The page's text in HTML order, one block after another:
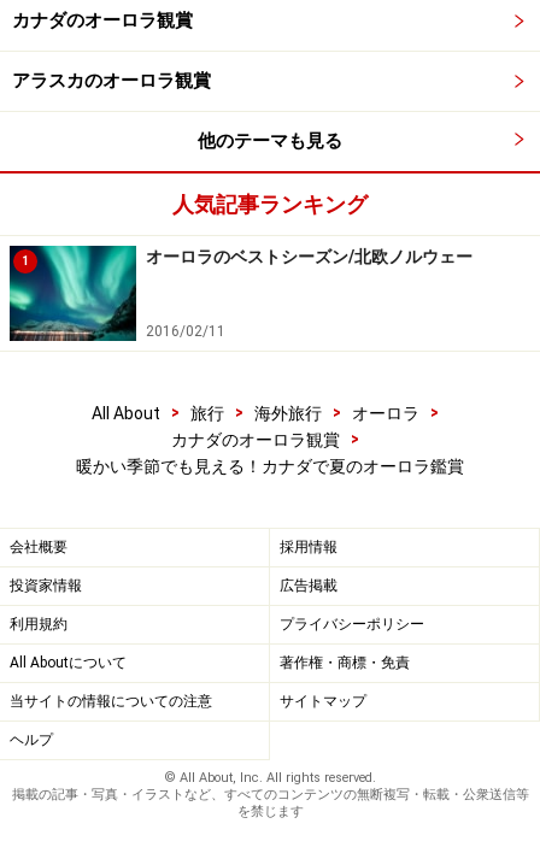
ガイドがおススメするオーロラ以外のお楽しみ。それは
赤や黄色に色づく木々の美しさ！ 実際、「夏のオーロ
ラ」とは言うもの、8月下旬ともなると短い秋が訪れま
す。この時期にはポプラなどの広葉樹が黄金色に輝き、
るメープルの木はありませんので、ご注意を！）。
また、ユーコン準州のホワイトホースから北へ伸びるハ
イウェイ沿いでは、低潅木が赤く染まる紅葉が見られま
す。これは8月下旬から9月上旬の1週間程度が見ごろと
しさも格別というもの。カナダと言えば、メープル街道
の紅葉が人気を集めますが、こちらは場所も違えば、時
大地の紅葉も美しさではメープル街道に引けを取りませ
んよ！
カナダのオーロラ観賞
アラスカのオーロラ観賞
他のテーマも見る
人気記事ランキング
1 オーロラのベストシーズン/北欧ノルウェー
2016/02/11
All About > 旅行 > 海外旅行 > オーロラ
>
カナダのオーロラ観賞
>
暖かい季節でも見える！カナダで夏のオーロラ鑑賞
会社概要 採用情報
投資家情報 広告掲載
利用規約 プライバシーポリシー
All Aboutについて 著作権・商標・免責
当サイトの情報についての注意 サイトマップ
ヘルプ
© All About, Inc. All rights reserved.
掲載の記事・写真・イラストなど、すべてのコンテンツの無断複写・転載・公衆送信等
を禁じます